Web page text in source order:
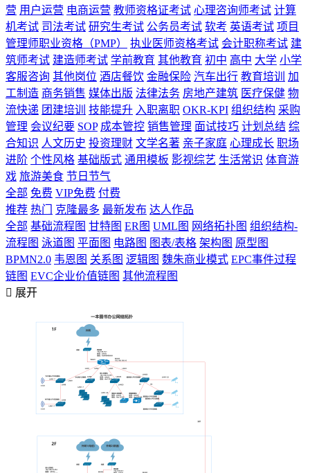
营 用户运营 电商运营 教师资格证考试 心理咨询师考试 计算
机考试 司法考试 研究生考试 公务员考试 软考 英语考试 项目
管理师职业资格（PMP）
执业医师资格考试 会计职称考试 建
筑师考试 建造师考试 学前教育 其他教育 初中 高中 大学 小学
客服咨询 其他岗位 酒店餐饮 金融保险 汽车出行 教育培训
加
工制造 商务销售 媒体出版 法律法务 房地产建筑 医疗保健 物
流快递 团建培训 技能提升 入职离职 OKR-KPI 组织结构 采购
管理 会议纪要 SOP 成本管控 销售管理 面试技巧 计划总结 综
合知识 人文历史 投资理财 文学名著 亲子家庭 心理成长 职场
进阶 个性风格 基础版式 通用模板 影视综艺 生活常识 体育游
戏 旅游美食 节日节气
全部 免费 VIP免费 付费
推荐 热门 克隆最多 最新发布 达人作品
全部 基础流程图 甘特图 ER图 UML图 网络拓扑图 组织结构-
流程图 泳道图 平面图 电路图 图表/表格 架构图 原型图
BPMN2.0 韦恩图 关系图 逻辑图 魏朱商业模式 EPC事件过程
链图 EVC企业价值链图 其他流程图
 展开